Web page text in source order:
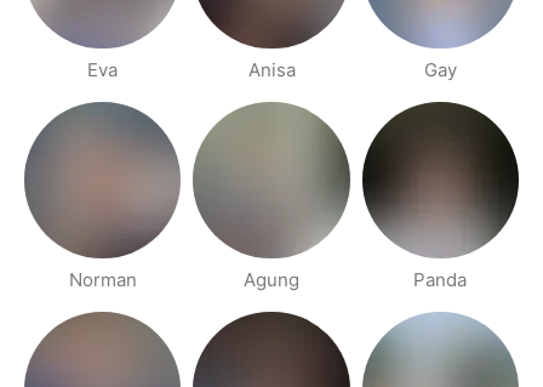
Gay
Anisa
Eva
Panda
Agung
Norman